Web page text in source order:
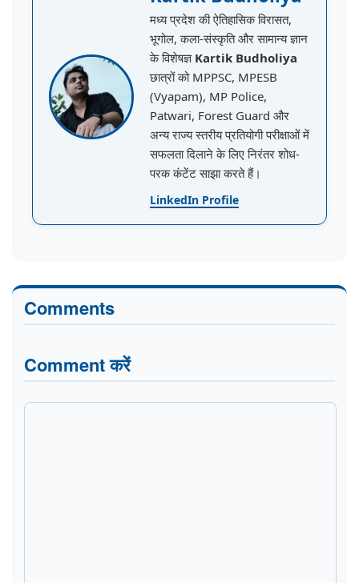
मध्य प्रदेश की ऐतिहासिक विरासत,
भूगोल, कला-संस्कृति और सामान्य ज्ञान
के विशेषज्ञ Kartik Budholiya
छात्रों को MPPSC, MPESB
(Vyapam), MP Police,
Patwari, Forest Guard और
अन्य राज्य स्तरीय प्रतियोगी परीक्षाओं में
सफलता दिलाने के लिए निरंतर शोध-
परक कंटेंट साझा करते हैं।
LinkedIn Profile
Comments
Comment करें